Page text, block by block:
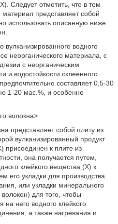
Следует отметить, что в том
материал представляет собой
использовать описанную ниже
вулканизированного водного
неорганического материала, с
с неорганическим
и водостойкости склеенного
составляет 0,5-30
1-20 мас.%, и особенно
волокна>
представляет собой плиту из
вулканизированный продукт
присоединен к плите из
она получается путем,
клейкого вещества (X) к
его укладки для производства
или укладки минерального
для того, чтобы
на него водного клейкого
а также нагревания и